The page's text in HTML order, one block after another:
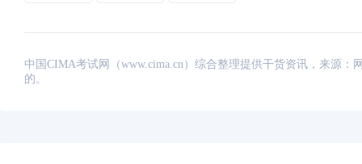
中国CIMA考试网（www.cima.cn）综合整理提供干货资讯，来源
的。